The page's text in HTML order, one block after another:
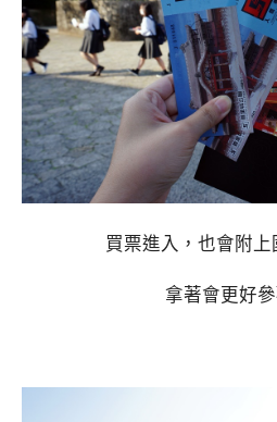
買票進入，也會附上
拿著會更好